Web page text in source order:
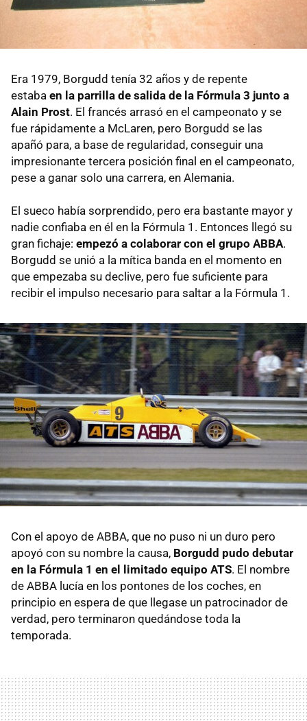
Era 1979, Borgudd tenía 32 años y de repente
estaba en la parrilla de salida de la Fórmula 3 junto a
Alain Prost. El francés arrasó en el campeonato y se
fue rápidamente a McLaren, pero Borgudd se las
apañó para, a base de regularidad, conseguir una
impresionante tercera posición final en el campeonato,
pese a ganar solo una carrera, en Alemania.
El sueco había sorprendido, pero era bastante mayor y
nadie confiaba en él en la Fórmula 1. Entonces llegó su
gran fichaje: empezó a colaborar con el grupo ABBA.
Borgudd se unió a la mítica banda en el momento en
que empezaba su declive, pero fue suficiente para
recibir el impulso necesario para saltar a la Fórmula 1.
Con el apoyo de ABBA, que no puso ni un duro pero
apoyó con su nombre la causa, Borgudd pudo debutar
en la Fórmula 1 en el limitado equipo ATS. El nombre
de ABBA lucía en los pontones de los coches, en
principio en espera de que llegase un patrocinador de
verdad, pero terminaron quedándose toda la
temporada.